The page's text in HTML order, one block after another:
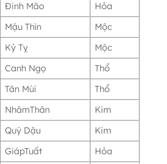
Đinh Mão
Hỏa
Mậu Thìn
Mộc
Kỷ Tỵ
Mộc
Canh Ngọ
Thổ
Tân Mùi
Thổ
NhâmThân
Kim
Quý Dậu
Kim
GiápTuất
Hỏa